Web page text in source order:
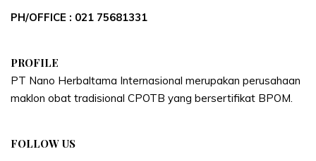
PH/OFFICE : 021 75681331
PROFILE
PT Nano Herbaltama Internasional merupakan perusahaan
maklon obat tradisional CPOTB yang bersertifikat BPOM.
FOLLOW US